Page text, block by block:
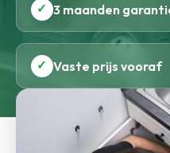
✓ 3 maanden
✓ Vaste prijs vooraf